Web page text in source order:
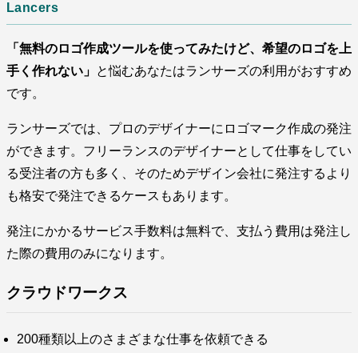
Lancers
「無料のロゴ作成ツールを使ってみたけど、希望のロゴを上
手く作れない」 と悩むあなたはランサーズの利用がおすすめ
です。
ランサーズでは、プロのデザイナーにロゴマーク作成の発注
ができます。フリーランスのデザイナーとして仕事をしてい
る受注者の方も多く、そのためデザイン会社に発注するより
も格安で発注できるケースもあります。
発注にかかるサービス手数料は無料で、支払う費用は発注し
た際の費用のみになります。
クラウドワークス
200種類以上のさまざまな仕事を依頼できる